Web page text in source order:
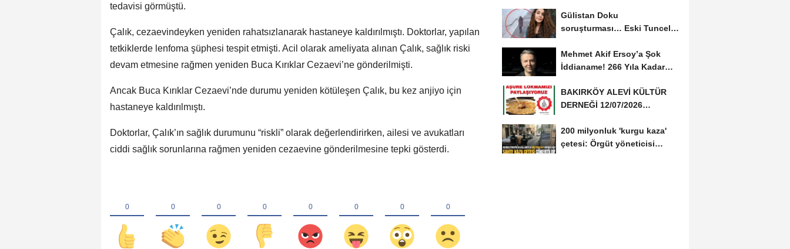
tedavisi görmüştü.
Çalık, cezaevindeyken yeniden rahatsızlanarak hastaneye kaldırılmıştı. Doktorlar, yapılan
tetkiklerde lenfoma şüphesi tespit etmişti. Acil olarak ameliyata alınan Çalık, sağlık riski
devam etmesine rağmen yeniden Buca Kırıklar Cezaevi’ne gönderilmişti.
Ancak Buca Kırıklar Cezaevi’nde durumu yeniden kötüleşen Çalık, bu kez anjiyo için
hastaneye kaldırılmıştı.
Doktorlar, Çalık’ın sağlık durumunu “riskli” olarak değerlendirirken, ailesi ve avukatları
ciddi sağlık sorunlarına rağmen yeniden cezaevine gönderilmesine tepki gösterdi.
Gülistan Doku
soruşturması… Eski Tunceli
Mehmet Akif Ersoy’a Şok
İddianame! 266 Yıla Kadar
BAKIRKÖY ALEVİ KÜLTÜR
DERNEĞİ 12/07/2026
DAVETİNE...
200 milyonluk 'kurgu kaza'
çetesi: Örgüt yöneticisi